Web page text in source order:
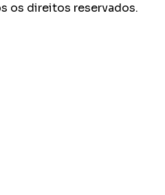
os direitos reservados.